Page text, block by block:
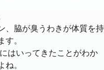
、脇が臭う わきが体質を持
す。
はいってきたことがわか
ね。